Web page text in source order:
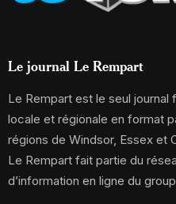
Le journal Le Rempart
Le Rempart est le seul journal
locale et régionale en format
régions de Windsor, Essex et
Le Rempart fait partie du
d’information en ligne du